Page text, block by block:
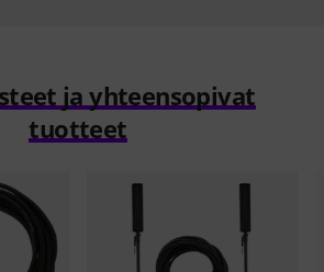
ja yhteensopivat
tuotteet